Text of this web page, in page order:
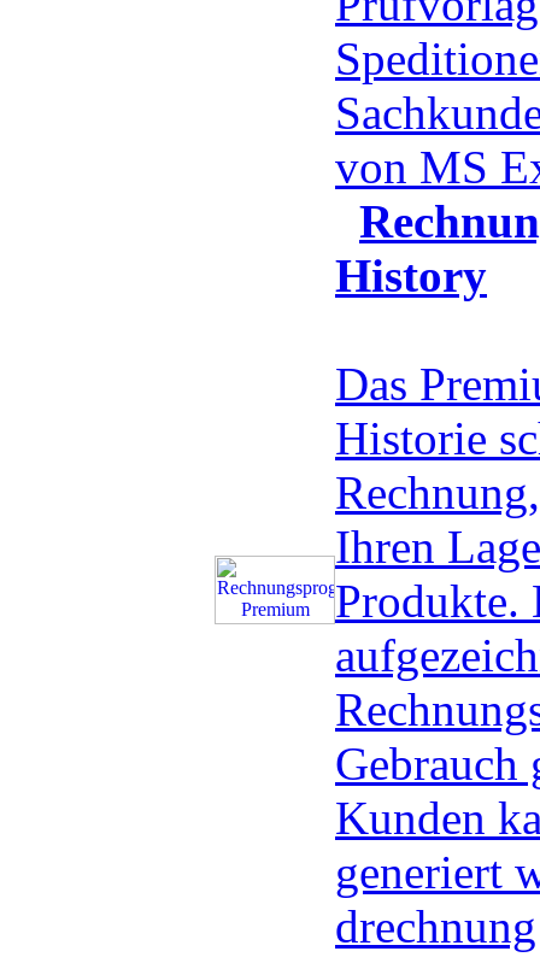
von MS
History
Das
Historie
Ihren
Produkte.
Gebrauch
Kunden
generiert